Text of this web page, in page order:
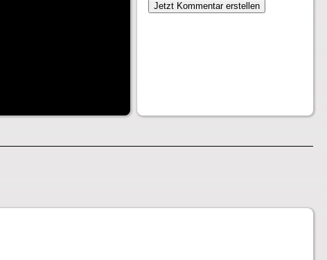
Jetzt Kommentar erstellen